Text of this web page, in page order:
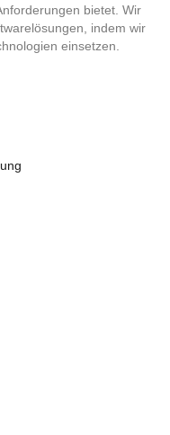
bietet. Wir
indem wir
einsetzen.